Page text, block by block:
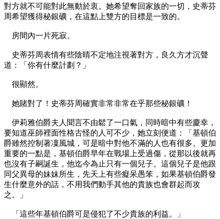
對方就不可能對此無動於衷。她希望奪回家族的一切，史蒂芬
周希望獲得秘銀礦，在這點上雙方的目標是一致的。
房間內一片死寂。
史蒂芬周表情有些陰晴不定地注視著對方，良久方才沉聲
道：「你有什麼計劃？」
很顯然。
她賭對了！史蒂芬周確實非常非常在乎那些秘銀礦！
伊莉雅伯爵夫人聞言不由鬆了一口氣，同時暗中有些慶幸，
要知道巫師裡面性格古怪的人可不少，她立刻便道：「基頓伯
爵雖然控制著凜風城，可是暗中對他不滿的人也有很多。更加
重要的一點是，基頓伯爵早年在戰場上受過傷，從那以後就再
也沒有子嗣誕生，他迄今為止只有一個兒子。這個兒子是他跟
同父異母的妹妹所生，先天上有些癡呆愚笨，如果基頓伯爵發
生什麼意外的話，不用我們動手其他的貴族也會群起而攻
之。」
「這些年基頓伯爵可是侵犯了不少貴族的利益。」